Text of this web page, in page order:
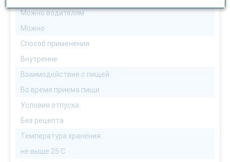
Можно водителям
Можно
Способ применения
Внутренне
Взаимодействие с пищей
Во время приема пищи
Условия отпуска
Без рецепта
Температура хранения
не выше 25 С